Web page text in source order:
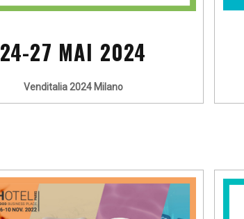
24-27 MAI 2024
Venditalia 2024 Milano